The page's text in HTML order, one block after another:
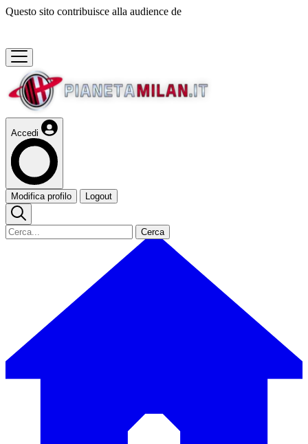
Questo sito contribuisce alla audience de
Accedi
Modifica profilo Logout
Cerca